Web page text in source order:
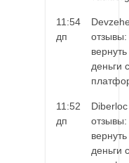
11:54
дп
отзывы:
вернуть
деньги с
11:52
дп
Diberloc
отзывы:
вернуть
деньги с